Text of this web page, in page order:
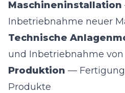
Maschineninstallation
Inbetriebnahme neuer
Technische
und Inbetriebnahme
Produktion —
Produkte